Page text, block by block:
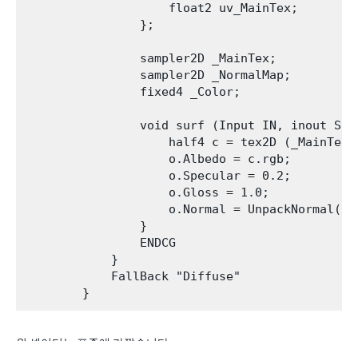
                    float2 uv_MainTex;
                };
                sampler2D _MainTex;
                sampler2D _NormalMap;
                fixed4 _Color;
void surf (Input IN, inout
half4 c = tex2D
                    o.Albedo = c.rgb;
                    o.Specular = 0.2;
                    o.Gloss = 1.0;
o.Normal =
                }
                ENDCG
            }
            FallBack "Diffuse"